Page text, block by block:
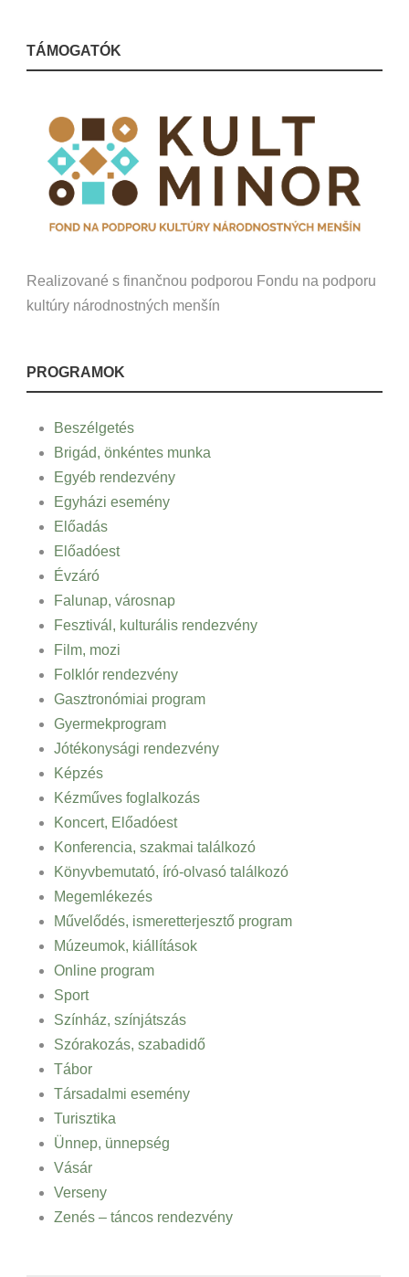
TÁMOGATÓK
Realizované s finančnou podporou Fondu na podporu
kultúry národnostných menšín
PROGRAMOK
Beszélgetés
Brigád, önkéntes munka
Egyéb rendezvény
Egyházi esemény
Előadás
Előadóest
Évzáró
Falunap, városnap
Fesztivál, kulturális rendezvény
Film, mozi
Folklór rendezvény
Gasztronómiai program
Gyermekprogram
Jótékonysági rendezvény
Képzés
Kézműves foglalkozás
Koncert, Előadóest
Konferencia, szakmai találkozó
Könyvbemutató, író-olvasó találkozó
Megemlékezés
Művelődés, ismeretterjesztő program
Múzeumok, kiállítások
Online program
Sport
Színház, színjátszás
Szórakozás, szabadidő
Tábor
Társadalmi esemény
Turisztika
Ünnep, ünnepség
Vásár
Verseny
Zenés – táncos rendezvény